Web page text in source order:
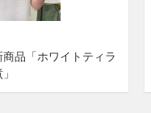
品「ホワイトティラ
」